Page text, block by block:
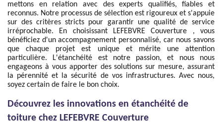
mettons en relation avec des experts qualifiés, fiables et
reconnus. Notre processus de sélection est rigoureux et s'appuie
sur des critères stricts pour garantir une qualité de service
irréprochable. En choisissant LEFEBVRE Couverture , vous
bénéficiez d'un accompagnement personnalisé, car nous savons
que chaque projet est unique et mérite une attention
particulière. L'étanchéité est notre passion, et nous nous
engageons à vous apporter des solutions sur mesure, assurant
la pérennité et la sécurité de vos infrastructures. Avec nous,
soyez certain de faire le bon choix.
Découvrez les innovations en étanchéité de
toiture chez LEFEBVRE Couverture